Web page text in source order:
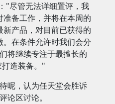
"尽管无法详细置评，我
备工作，并将在本周的
产品， 对目前已获得的
在条件允许时我们会分
将继续专注于最擅长的
造装备。"
呢，认为任天堂会胜诉
论区讨论。